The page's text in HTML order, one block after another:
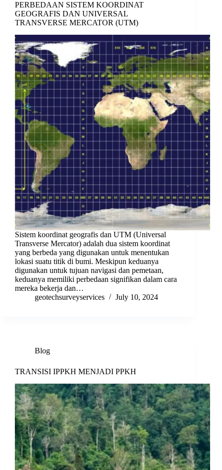
PERBEDAAN SISTEM KOORDINAT
GEOGRAFIS DAN UNIVERSAL
TRANSVERSE MERCATOR (UTM)
Sistem koordinat geografis dan UTM (Universal
Transverse Mercator) adalah dua sistem koordinat
yang berbeda yang digunakan untuk menentukan
lokasi suatu titik di bumi. Meskipun keduanya
digunakan untuk tujuan navigasi dan pemetaan,
keduanya memiliki perbedaan signifikan dalam cara
mereka bekerja dan…
geotechsurveyservices
July 10, 2024
Blog
TRANSISI IPPKH MENJADI PPKH